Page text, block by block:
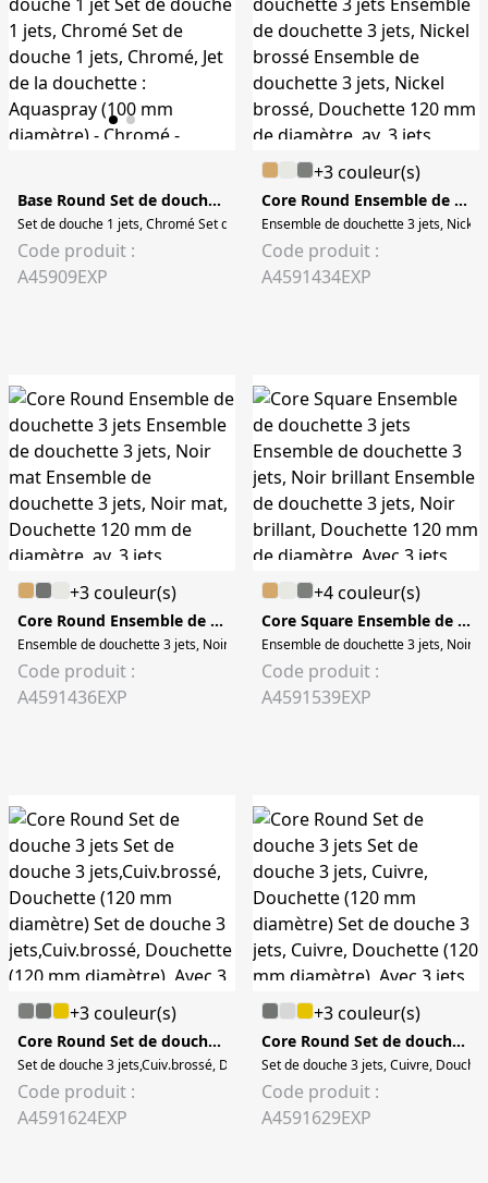
Base Round Set de douche 1 jet
Set de douche 1 jets, Chromé Set de douche 1 jets, Chromé, Jet de la
Code produit :
A45909EXP
+3 couleur(s)
Core Round Ensemble de douchette 3 jets
Ensemble de douchette 3 jets,
Code produit :
A4591434EXP
+3 couleur(s)
Core Round Ensemble de douchette 3 jets
Ensemble de douchette 3 jets, Noir mat Ensemble de douchette 3 jets, Noir
Code produit :
A4591436EXP
+4 couleur(s)
Core Square Ensemble de douchette 3 jets
Ensemble de douchette 3 jets, Noir
Code produit :
A4591539EXP
+3 couleur(s)
Core Round Set de douche 3 jets
Set de douche 3 jets,Cuiv.brossé, Douchette (120 mm diamètre) Set de
Code produit :
A4591624EXP
+3 couleur(s)
Core Round Set de douche 3 jets
Set de douche 3 jets, Cuivre,
Code produit :
A4591629EXP